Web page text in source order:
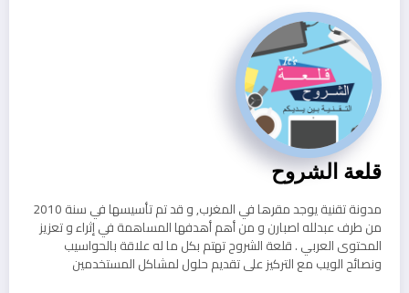
قلعة الشروح
مدونة تقنية يوجد مقرها في المغرب, و قد تم تأسيسها في سنة 2010
من طرف عبدلله اصبارن و من أهم أهدفها المساهمة في إثراء و تعزيز
المحتوى العربي . قلعة الشروح تهتم بكل ما له علاقة بالحواسيب
ونصائح الويب مع التركيز على تقديم حلول لمشاكل المستخدمين